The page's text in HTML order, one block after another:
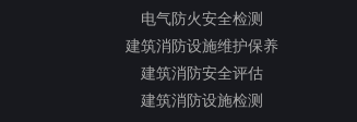
电气防火安全检测
建筑消防设施维护保养
建筑消防安全评估
建筑消防设施检测